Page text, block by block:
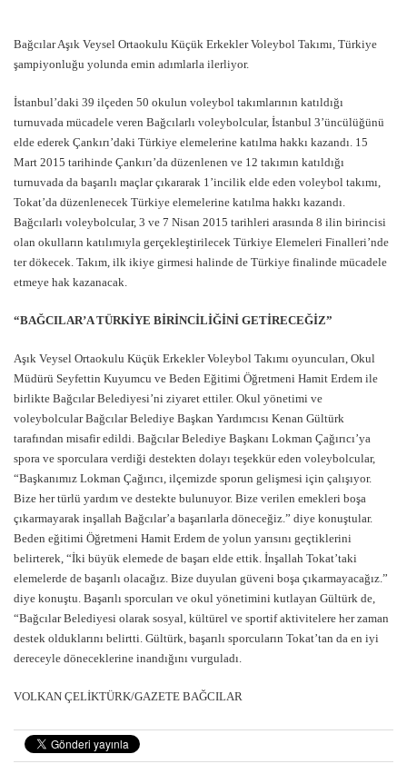
Bağcılar Aşık Veysel Ortaokulu Küçük Erkekler Voleybol Takımı, Türkiye
şampiyonluğu yolunda emin adımlarla ilerliyor.
İstanbul’daki 39 ilçeden 50 okulun voleybol takımlarının katıldığı
turnuvada mücadele veren Bağcılarlı voleybolcular, İstanbul 3’üncülüğünü
elde ederek Çankırı’daki Türkiye elemelerine katılma hakkı kazandı. 15
Mart 2015 tarihinde Çankırı’da düzenlenen ve 12 takımın katıldığı
turnuvada da başarılı maçlar çıkararak 1’incilik elde eden voleybol takımı,
Tokat’da düzenlenecek Türkiye elemelerine katılma hakkı kazandı.
Bağcılarlı voleybolcular, 3 ve 7 Nisan 2015 tarihleri arasında 8 ilin birincisi
olan okulların katılımıyla gerçekleştirilecek Türkiye Elemeleri Finalleri’nde
ter dökecek. Takım, ilk ikiye girmesi halinde de Türkiye finalinde mücadele
etmeye hak kazanacak.
“BAĞCILAR’A TÜRKİYE BİRİNCİLİĞİNİ GETİRECEĞİZ”
Aşık Veysel Ortaokulu Küçük Erkekler Voleybol Takımı oyuncuları, Okul
Müdürü Seyfettin Kuyumcu ve Beden Eğitimi Öğretmeni Hamit Erdem ile
birlikte Bağcılar Belediyesi’ni ziyaret ettiler. Okul yönetimi ve
voleybolcular Bağcılar Belediye Başkan Yardımcısı Kenan Gültürk
tarafından misafir edildi. Bağcılar Belediye Başkanı Lokman Çağırıcı’ya
spora ve sporculara verdiği destekten dolayı teşekkür eden voleybolcular,
“Başkanımız Lokman Çağırıcı, ilçemizde sporun gelişmesi için çalışıyor.
Bize her türlü yardım ve destekte bulunuyor. Bize verilen emekleri boşa
çıkarmayarak inşallah Bağcılar’a başarılarla döneceğiz.” diye konuştular.
Beden eğitimi Öğretmeni Hamit Erdem de yolun yarısını geçtiklerini
belirterek, “İki büyük elemede de başarı elde ettik. İnşallah Tokat’taki
elemelerde de başarılı olacağız. Bize duyulan güveni boşa çıkarmayacağız.”
diye konuştu. Başarılı sporcuları ve okul yönetimini kutlayan Gültürk de,
“Bağcılar Belediyesi olarak sosyal, kültürel ve sportif aktivitelere her zaman
destek olduklarını belirtti. Gültürk, başarılı sporcuların Tokat’tan da en iyi
dereceyle döneceklerine inandığını vurguladı.
VOLKAN ÇELİKTÜRK/GAZETE BAĞCILAR